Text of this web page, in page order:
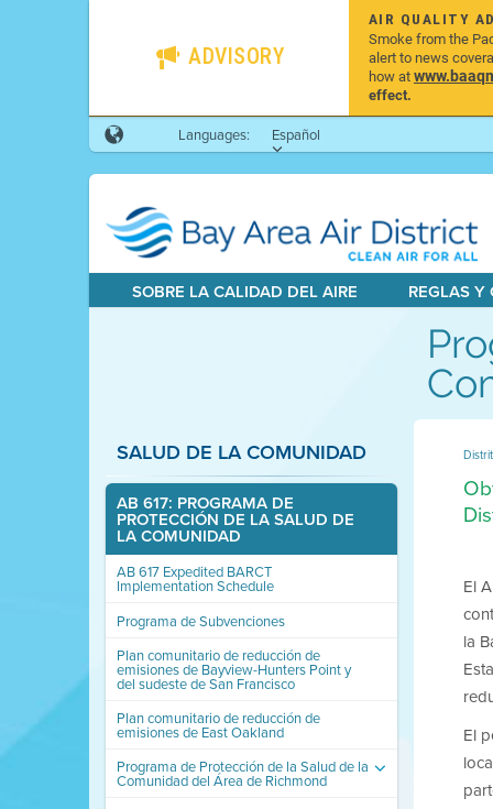
ADVISORY
AIR QUALITY
Smoke from the
alert to news
how at
effect.
Languages:
Español
SOBRE LA CALIDAD DEL AIRE REGLAS
SALUD DE LA COMUNIDAD
AB 617: PROGRAMA DE
PROTECCIÓN DE LA SALUD DE
LA COMUNIDAD
AB 617 Expedited BARCT
Implementation Schedule
Programa de Subvenciones
Plan comunitario de reducción de
emisiones de Bayview-Hunters Point y
del sudeste de San Francisco
Plan comunitario de reducción de
emisiones de East Oakland
Programa de Protección de la Salud de la
Comunidad del Área de Richmond
El
la
El